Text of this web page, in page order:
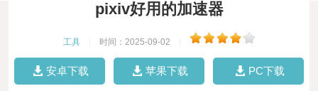
pixiv好用的加速器
工具 时间：2025-09-02
安卓下载 苹果下载 PC下载